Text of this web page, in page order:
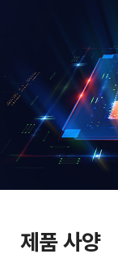
제품 사양